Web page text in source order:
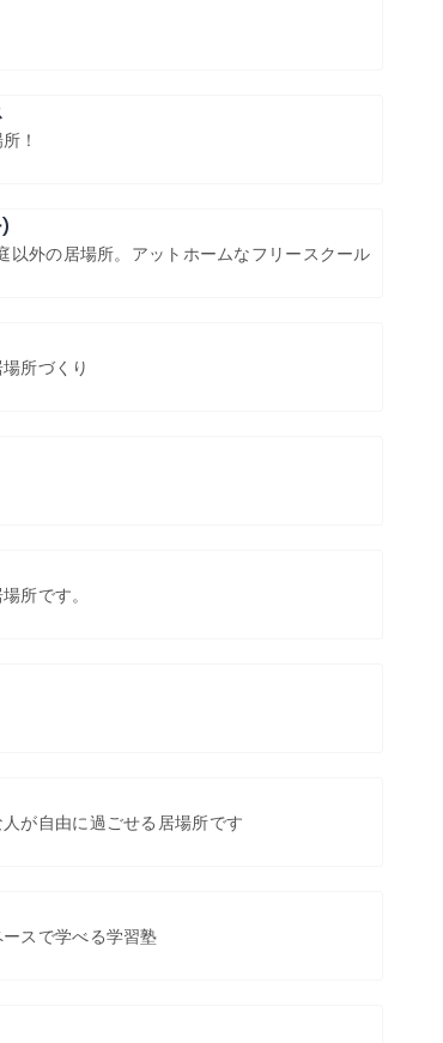
！
以外の居場所。アットホームなフリースクールです。
所づくり
所です。
が自由に過ごせる居場所です
スで学べる学習塾